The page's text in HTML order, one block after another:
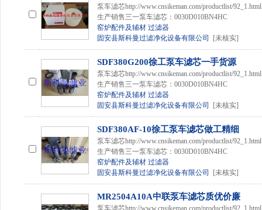
泵车滤芯http://www.cnsikeman.com/productlist/
生产销售三一泵车滤芯：0030D010BN4HC
窑炉配件及辅材 过滤器
固安县斯科曼过滤净化设备有限公司
[未核实]
SDF380G200徐工泵车滤芯一手货源
泵车滤芯http://www.cnsikeman.com/productlist/
生产销售三一泵车滤芯：0030D010BN4HC
窑炉配件及辅材 过滤器
固安县斯科曼过滤净化设备有限公司
[未核实]
SDF380AF-10徐工泵车滤芯做工精细
泵车滤芯http://www.cnsikeman.com/productlist/
生产销售三一泵车滤芯：0030D010BN4HC
窑炉配件及辅材 过滤器
固安县斯科曼过滤净化设备有限公司
[未核实]
MR2504A10A中联泵车滤芯质优价廉
泵车滤芯http://www.cnsikeman.com/productlist/